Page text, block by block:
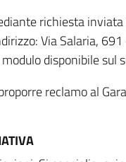
richiesta
Via Salaria,
disponibile
reclamo al